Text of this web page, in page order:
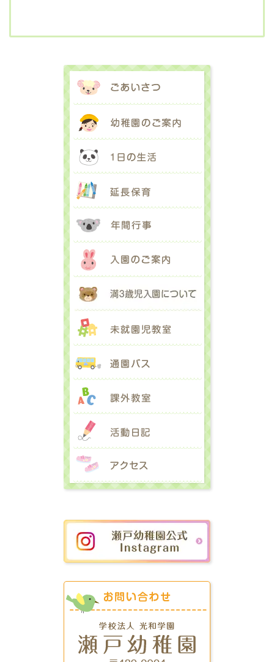
ごあいさつ
幼稚園のご案内
課外教室
活動日記
アクセス